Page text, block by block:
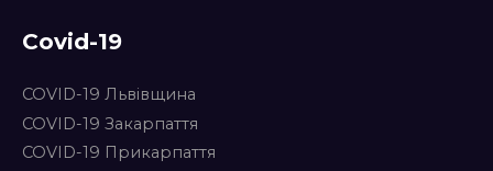
Covid-19
COVID-19 Львівщина
COVID-19 Закарпаття
COVID-19 Прикарпаття